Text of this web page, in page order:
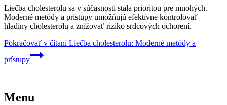
Liečba cholesterolu sa v súčasnosti stala prioritou pre mnohých.
Moderné metódy a prístupy umožňujú efektívne kontrolovať
hladiny cholesterolu a znižovať riziko srdcových ochorení.
Pokračovať v čítaníLiečba cholesterolu: Moderné metódy a
prístupy
Menu